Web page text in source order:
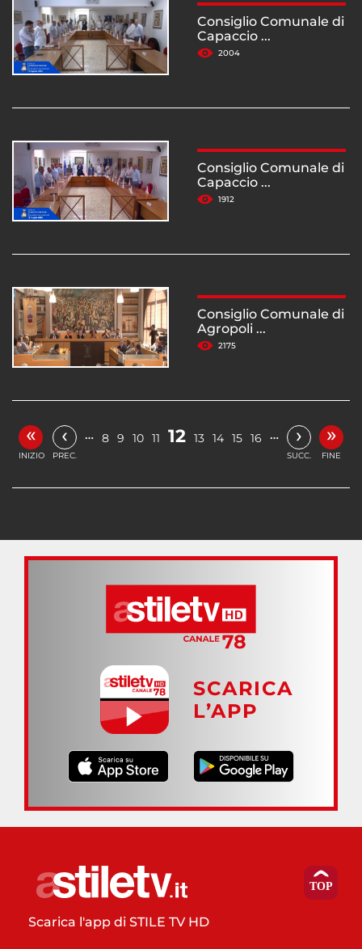
Consiglio Comunale di
Capaccio ...
2004
Consiglio Comunale di
Capaccio ...
1912
Consiglio Comunale di
Agropoli ...
2175
«
INIZIO
‹
PREC.
… 8 9 10 11 12 13 14 15 16 … ›
SUCC.
»
FINE
SCARICA
L’APP
Scarica l'app di STILE TV HD